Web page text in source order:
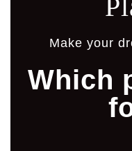
Make your
Which